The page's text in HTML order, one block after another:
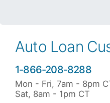
Auto Loan
1-866-208-8288
Mon - Fri, 7am - 8pm
Sat, 8am - 1pm CT